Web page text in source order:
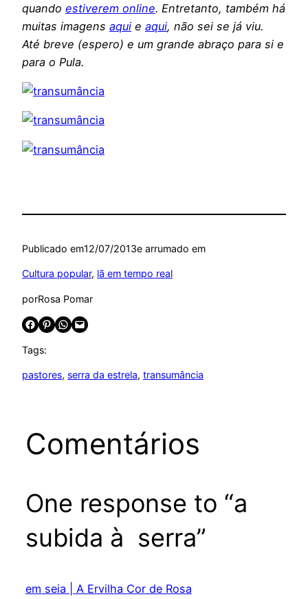
quando estiverem online. Entretanto, também há
muitas imagens aqui e aqui, não sei se já viu.
Até breve (espero) e um grande abraço para si e
para o Pula.
Publicado em12/07/2013e arrumado em
Cultura popular, lã em tempo real
porRosa Pomar
Share on Facebook Share on Pinterest Share on WhatsApp Email this Page
Tags:
pastores, serra da estrela, transumância
Comentários
One response to “a
subida à serra”
em seia | A Ervilha Cor de Rosa